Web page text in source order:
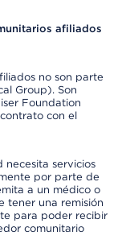
afiliados
no son parte
Group). Son
Foundation
con el
necesita servicios
por parte de
a un médico o
tener una remisión
para poder recibir
comunitario